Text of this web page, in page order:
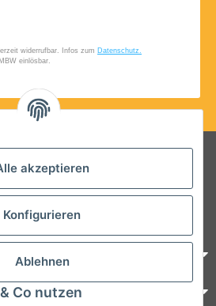
akzeptieren
Konfigurieren
Ablehnen
Co nutzen
auf Social Media